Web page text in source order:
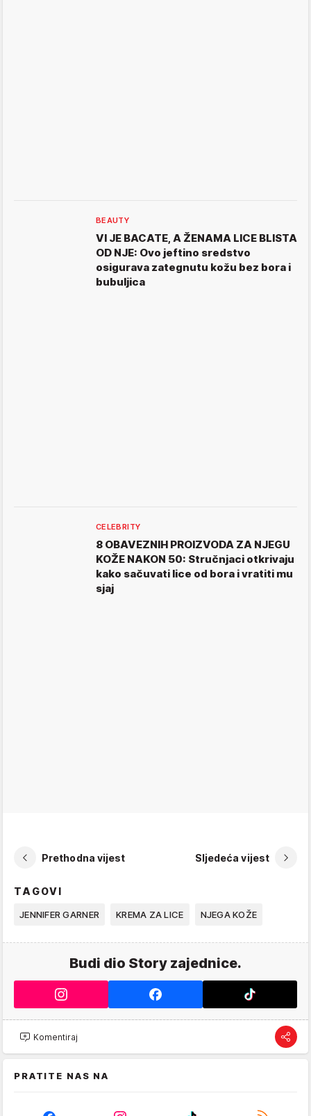
BEAUTY
VI JE BACATE, A ŽENAMA LICE BLISTA
OD NJE: Ovo jeftino sredstvo
osigurava zategnutu kožu bez bora i
bubuljica
CELEBRITY
8 OBAVEZNIH PROIZVODA ZA NJEGU
KOŽE NAKON 50: Stručnjaci otkrivaju
kako sačuvati lice od bora i vratiti mu
sjaj
Prethodna vijest Sljedeća vijest
TAGOVI
JENNIFER GARNER KREMA ZA LICE NJEGA KOŽE
Budi dio Story zajednice.
Komentiraj
PRATITE NAS NA